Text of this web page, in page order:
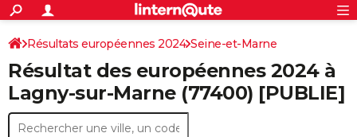
ACTUALITÉS
Politique
Société
Faits Divers
Education
Monde
Villes
+
SPORT
Coupe du monde 2026
Football
Tennis
Cyclisme
Rugby
Forum
Programme TV
TNT
Streaming
Cinéma
Sorties cinéma
Musique
+
FINANCE
Rechercher
S'inscrire
Connexion
Résultats européennes 2024 Seine-et-Marne
Résultat des européennes 2024 à
Lagny-sur-Marne (77400) [PUBLIE]